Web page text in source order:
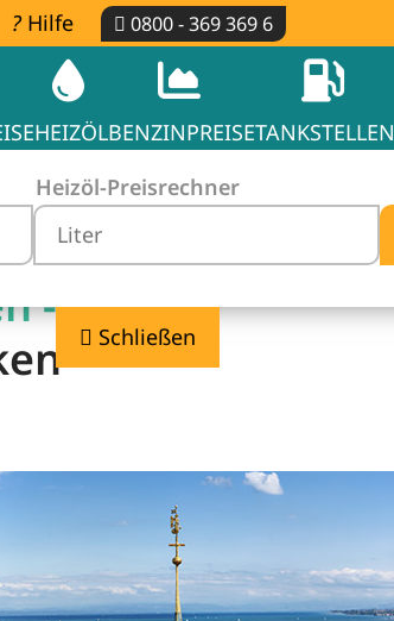
Hilfe 0800 - 369 369 6
HEIZÖLBENZINPREISETANKSTELLEN
Heizöl-Preisrechner
Schließen
-